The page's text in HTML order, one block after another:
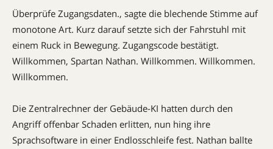
Überprüfe Zugangsdaten., sagte die blechende Stimme auf
monotone Art. Kurz darauf setzte sich der Fahrstuhl mit
einem Ruck in Bewegung. Zugangscode bestätigt.
Willkommen, Spartan Nathan. Willkommen. Willkommen.
Willkommen.
Die Zentralrechner der Gebäude-KI hatten durch den
Angriff offenbar Schaden erlitten, nun hing ihre
Sprachsoftware in einer Endlosschleife fest. Nathan ballte